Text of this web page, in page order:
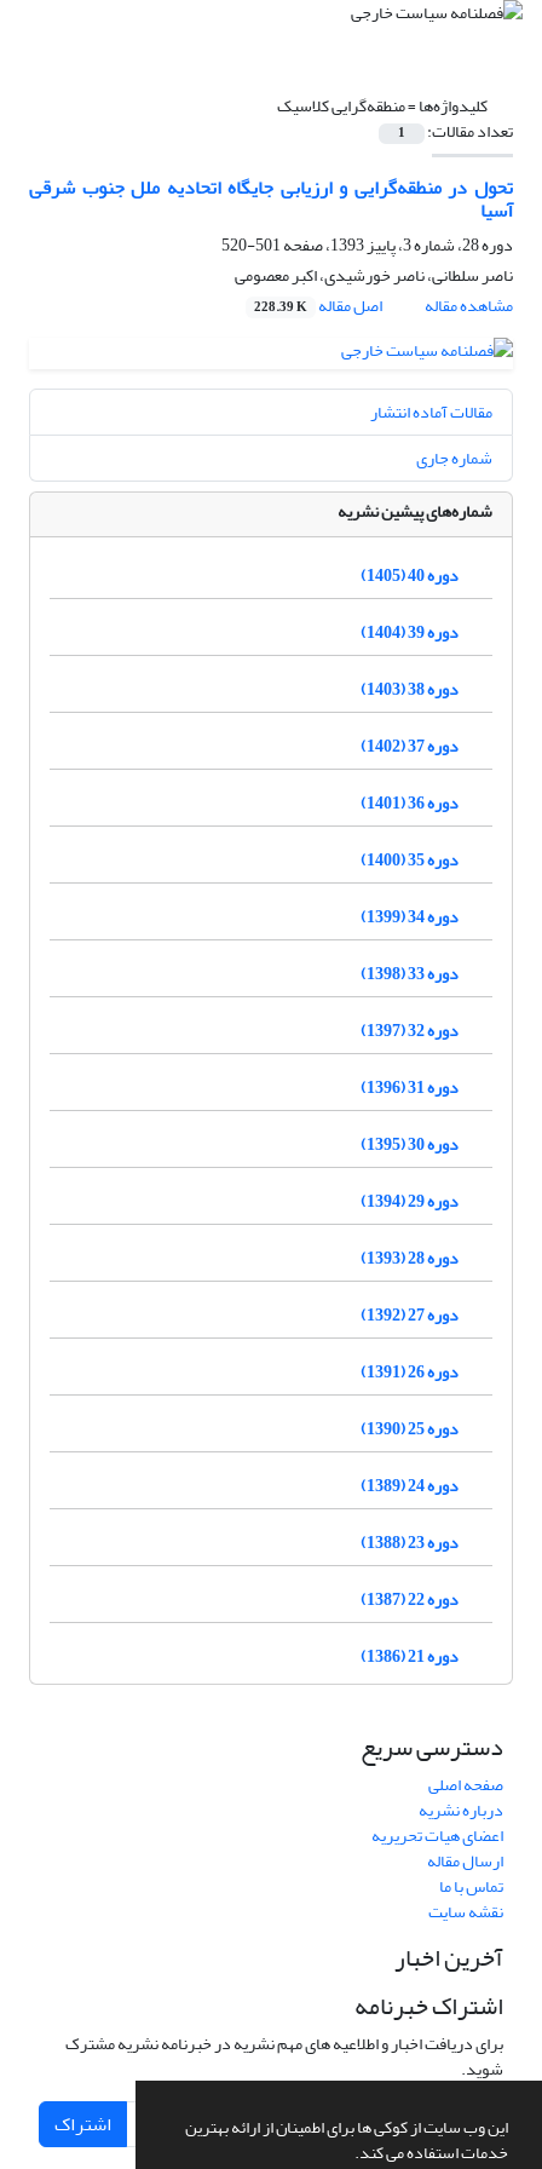
این وب سایت از کوکی ها برای اطمینان از ارائه بهترین
خدمات استفاده می کند.
کلیدواژه‌ها =منطقه‌گرایی کلاسیک
تعداد مقالات: 1
تحول در منطقه‌گرایی و ارزیابی جایگاه اتحادیه ملل جنوب شرقی
آسیا
دوره 28، شماره 3، پاییز 1393، صفحه
501-520
ناصر سلطانی، ناصر خورشیدی، اکبر معصومی
مشاهده مقاله
اصل مقاله 228.39 K
مقالات آماده انتشار
شماره جاری
شماره‌های پیشین نشریه
دوره 40 (1405)
دوره 39 (1404)
دوره 38 (1403)
دوره 37 (1402)
دوره 36 (1401)
دوره 35 (1400)
دوره 34 (1399)
دوره 33 (1398)
دوره 32 (1397)
دوره 31 (1396)
دوره 30 (1395)
دوره 29 (1394)
دوره 28 (1393)
دوره 27 (1392)
دوره 26 (1391)
دوره 25 (1390)
دوره 24 (1389)
دوره 23 (1388)
دوره 22 (1387)
دوره 21 (1386)
دسترسی سریع
صفحه اصلی
درباره نشریه
اعضای هیات تحریریه
ارسال مقاله
تماس با ما
نقشه سایت
آخرین اخبار
اشتراک خبرنامه
برای دریافت اخبار و اطلاعیه های مهم نشریه در خبرنامه نشریه مشترک
شوید.
اشتراک